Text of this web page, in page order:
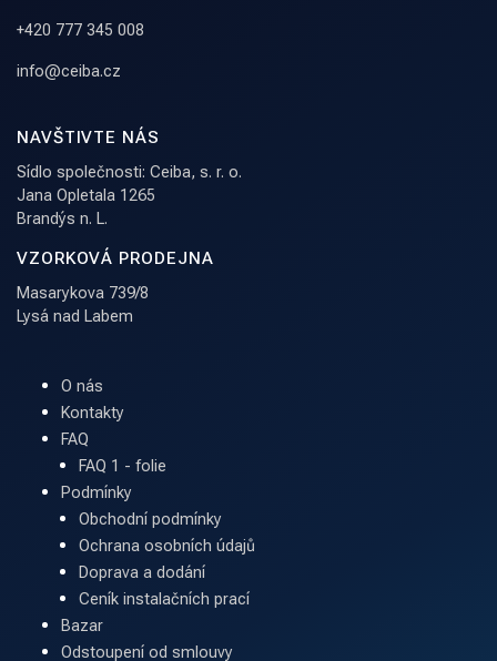
+420 777 345 008
info@ceiba.cz
NAVŠTIVTE NÁS
Sídlo společnosti: Ceiba, s. r. o.
Jana Opletala 1265
Brandýs n. L.
VZORKOVÁ PRODEJNA
Masarykova 739/8
Lysá nad Labem
O nás
Kontakty
FAQ
FAQ 1 - folie
Podmínky
Obchodní podmínky
Ochrana osobních údajů
Doprava a dodání
Ceník instalačních prací
Bazar
Odstoupení od smlouvy